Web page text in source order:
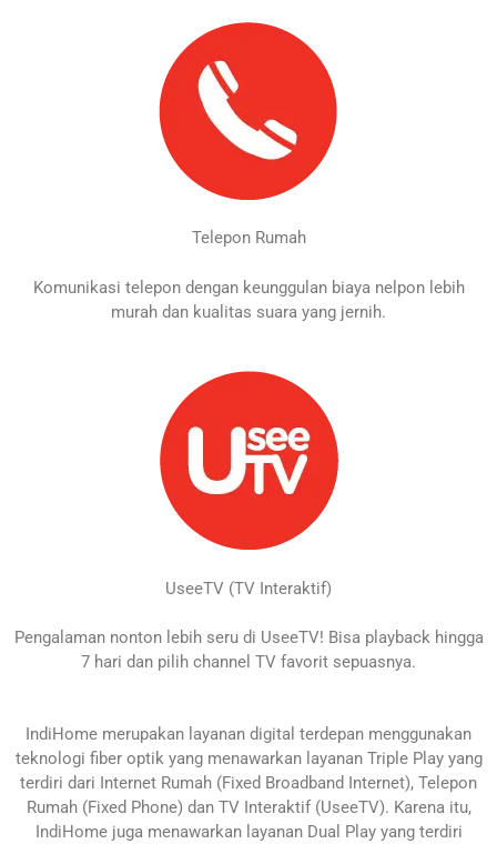
Telepon Rumah
Komunikasi telepon dengan keunggulan biaya nelpon lebih
murah dan kualitas suara yang jernih.
UseeTV (TV Interaktif)
Pengalaman nonton lebih seru di UseeTV! Bisa playback hingga
7 hari dan pilih channel TV favorit sepuasnya.
IndiHome merupakan layanan digital terdepan menggunakan
teknologi fiber optik yang menawarkan layanan Triple Play yang
terdiri dari Internet Rumah (Fixed Broadband Internet), Telepon
Rumah (Fixed Phone) dan TV Interaktif (UseeTV). Karena itu,
IndiHome juga menawarkan layanan Dual Play yang terdiri